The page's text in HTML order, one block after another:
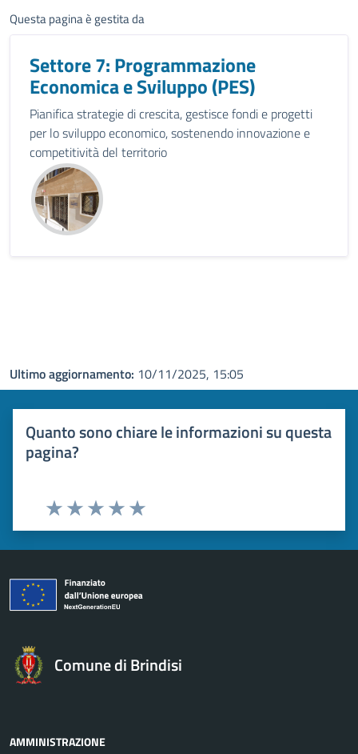
Questa pagina è gestita da
Settore 7: Programmazione
Economica e Sviluppo (PES)
Pianifica strategie di crescita, gestisce fondi e progetti
per lo sviluppo economico, sostenendo innovazione e
competitività del territorio
Ultimo aggiornamento: 10/11/2025, 15:05
Quanto sono chiare le informazioni su questa
pagina?
Valuta 5 stelle su 5
Valuta 4 stelle su 5
Valuta 3 stelle su 5
Valuta 2 stelle su 5
Valuta 1 stelle su 5
Comune di Brindisi
AMMINISTRAZIONE